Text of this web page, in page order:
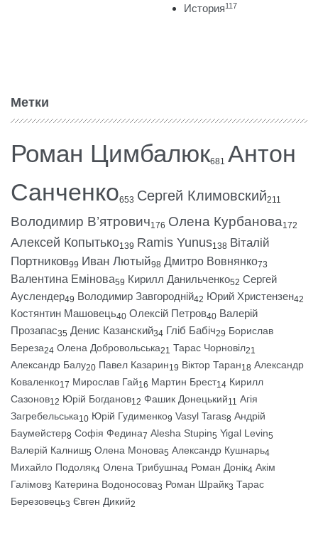
История117
Метки
Роман Цимбалюк681 Антон
Санченко653 Сергей Климовский211
Володимир В’ятрович176 Олена Курбанова172
Алексей Копытько139 Ramis Yunus138 Віталій
Портников99 Иван Лютый98 Дмитро Вовнянко73
Валентина Емінова59 Кирилл Данильченко52 Сергей
Ауслендер49 Володимир Завгородній42 Юрий Христензен42
Костянтин Машовець40 Олексій Петров40 Валерій
Прозапас35 Денис Казанский34 Гліб Бабіч29 Борислав
Береза24 Олена Добровольська21 Тарас Чорновіл21
Александр Балу20 Павел Казарин19 Віктор Таран18 Александр
Коваленко17 Мирослав Гай16 Мартин Брест14 Кирилл
Сазонов12 Юрій Богданов12 Фашик Донецький11 Агія
Загребельська10 Юрій Гудименко9 Vasyl Taras8 Андрій
Баумейстер8 Софія Федина7 Alesha Stupin5 Yigal Levin5
Валерій Калниш5 Олена Монова5 Александр Кушнарь4
Михайло Подоляк4 Олена Трибушна4 Роман Донік4 Акім
Галімов3 Катерина Водоносова3 Роман Шрайк3 Тарас
Березовець3 Євген Дикий2